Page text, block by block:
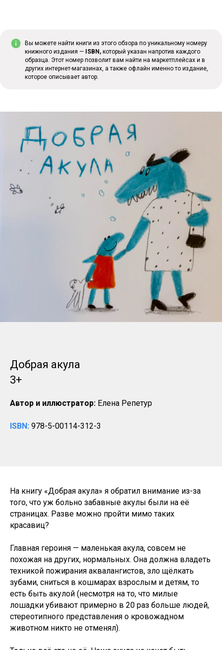
Вы можете найти книги из этого обзора по уникальному номеру
книжного издания — ISBN, который указан напротив каждого
образца. Этот номер позволит вам найти на маркетплейсах и в
других интернет-магазинах, а также офлайн именно то издание,
которое описывает автор.
Добрая акула
3+
Автор и иллюстратор: Елена Репетур
ISBN: 978-5-00114-312-3
На книгу «Добрая акула» я обратил внимание из-за
того, что уж больно забавные акулы были на её
страницах. Разве можно пройти мимо таких
красавиц?
Главная героиня — маленькая акула, совсем не
похожая на других, нормальных. Она должна владеть
техникой пожирания аквалангистов, зло щёлкать
зубами, сниться в кошмарах взрослым и детям, то
есть быть акулой (несмотря на то, что милые
лошадки убивают примерно в 20 раз больше людей,
стереотипного представления о кровожадном
животном никто не отменял).